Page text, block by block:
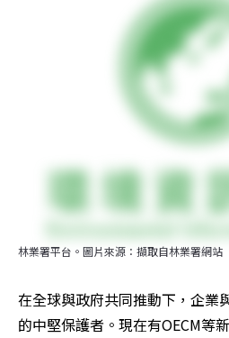
林業署平台。圖片來源：擷取自林業署網站
在全球與政府共同推動下，企業
的中堅保護者。現在有OECM等